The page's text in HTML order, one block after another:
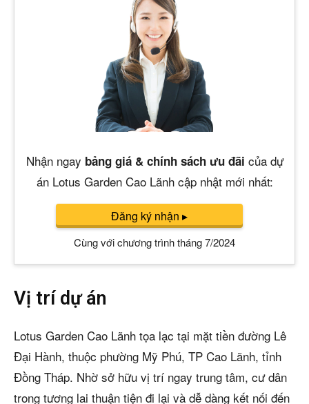
Nhận ngay bảng giá & chính sách ưu đãi của dự
án Lotus Garden Cao Lãnh cập nhật mới nhất:
Đăng ký nhận ▸
Cùng với chương trình tháng 7/2024
Vị trí dự án
Lotus Garden Cao Lãnh tọa lạc tại mặt tiền đường Lê
Đại Hành, thuộc phường Mỹ Phú, TP Cao Lãnh, tỉnh
Đồng Tháp. Nhờ sở hữu vị trí ngay trung tâm, cư dân
trong tương lai thuận tiện đi lại và dễ dàng kết nối đến